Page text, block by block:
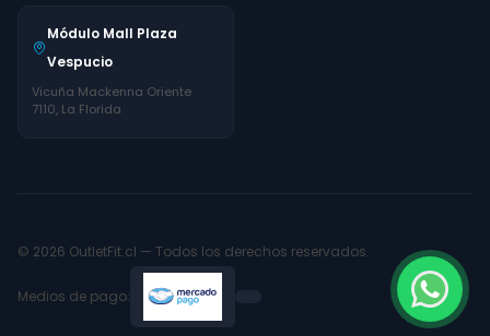
Módulo Mall Plaza
Vespucio
Vicuña Mackenna Oriente
7110, La Florida
© 2026 OutletFit.cl — Todos los derechos reservados.
Medios de pago: